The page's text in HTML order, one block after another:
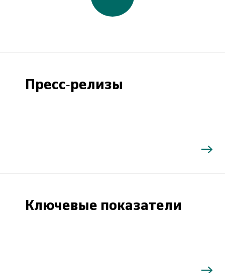
Пресс-релизы
Ключевые показатели